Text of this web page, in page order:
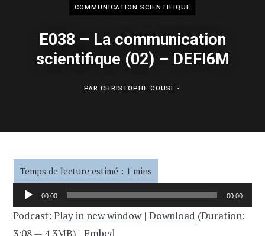
COMMUNICATION SCIENTIFIQUE
E038 – La communication
scientifique (02) – DEFI6M
PARCHRISTOPHE COUSI
Lecteur
audio
00:00 00:00
Podcast: Play in new window| Download (Duration: